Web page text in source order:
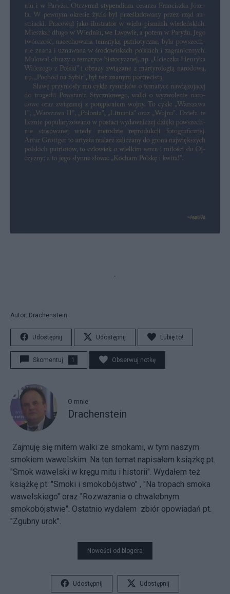
.
Autor: Drachenstein
Udostępnij Udostępnij Lubię to!
Skomentuj 1 Obserwuj notkę
O mnie
Drachenstein
Zajmuję się mitem walki ze smokami, w tym naszym
smokiem wawelskim. Na ten temat napisałem książkę pt.
"Smok wawelski w kręgu mitu i historii". Wydałem też
książkę pt. "Smoki i smokobójstwo" , "Na tropach smoka
wawelskiego" oraz "Rozważania o chwalebnym
smokobójstwie". Ostatnio wydałem zbiór opowiadań pt.
"Zgubny urok".
Nowości od blogera
Udostępnij Udostępnij